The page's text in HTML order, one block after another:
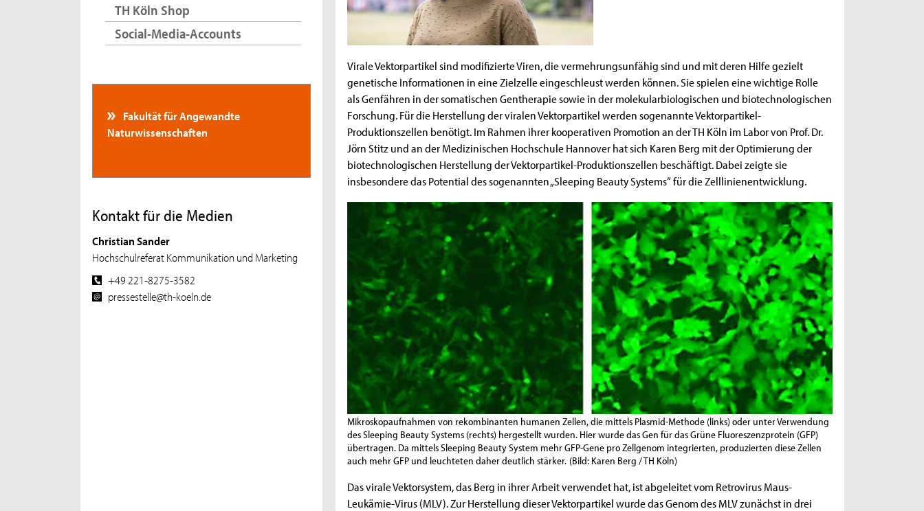
TH Köln Shop
Social-Media-Accounts
Fakultät für Angewandte
Naturwissenschaften
Kontakt für die Medien
Christian Sander
Hochschulreferat Kommunikation und Marketing
+49 221-8275-3582
pressestelle@th-koeln.de
Virale Vektorpartikel sind modifizierte Viren, die vermehrungsunfähig sind und mit deren Hilfe gezielt
genetische Informationen in eine Zielzelle eingeschleust werden können. Sie spielen eine wichtige Rolle
als Genfähren in der somatischen Gentherapie sowie in der molekularbiologischen und biotechnologischen
Forschung. Für die Herstellung der viralen Vektorpartikel werden sogenannte Vektorpartikel-
Produktionszellen benötigt. Im Rahmen ihrer kooperativen Promotion an der TH Köln im Labor von Prof. Dr.
Jörn Stitz und an der Medizinischen Hochschule Hannover hat sich Karen Berg mit der Optimierung der
biotechnologischen Herstellung der Vektorpartikel-Produktionszellen beschäftigt. Dabei zeigte sie
insbesondere das Potential des sogenannten „Sleeping Beauty Systems“ für die Zelllinienentwicklung.
Mikroskopaufnahmen von rekombinanten humanen Zellen, die mittels Plasmid-Methode (links) oder unter Verwendung
des Sleeping Beauty Systems (rechts) hergestellt wurden. Hier wurde das Gen für das Grüne Fluoreszenzprotein (GFP)
übertragen. Da mittels Sleeping Beauty System mehr GFP-Gene pro Zellgenom integrierten, produzierten diese Zellen
auch mehr GFP und leuchteten daher deutlich stärker. (Bild: Karen Berg / TH Köln)
Das virale Vektorsystem, das Berg in ihrer Arbeit verwendet hat, ist abgeleitet vom Retrovirus Maus-
Leukämie-Virus (MLV). Zur Herstellung dieser Vektorpartikel wurde das Genom des MLV zunächst in drei